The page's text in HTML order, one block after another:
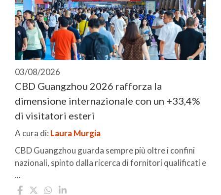
03/08/2026
CBD Guangzhou 2026 rafforza la
dimensione internazionale con un +33,4%
di visitatori esteri
A cura di: Laura Murgia
CBD Guangzhou guarda sempre più oltre i confini
nazionali, spinto dalla ricerca di fornitori qualificati e
...